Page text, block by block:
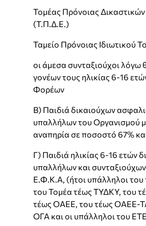
Τομέας Πρόνοιας
(Τ.Π.Δ.Ε.)
Ταμείο Πρόνοιας Ιδιωτικού
οι άμεσα συνταξιούχοι λόγω
γονέων τους ηλικίας 6-16
Φορέων
Β) Παιδιά δικαιούχων
υπαλλήλων του Οργανισμού
αναπηρία σε ποσοστό 67%
Γ) Παιδιά ηλικίας 6-16 ετών
υπαλλήλων και
Ε.Φ.Κ.Α, (ήτοι υπάλληλοι
του Τομέα τέως ΤΥΔΚΥ, του
τέως ΟΑΕΕ, του τέως ΟΑΕΕ-
ΟΓΑ και οι υπάλληλοι του